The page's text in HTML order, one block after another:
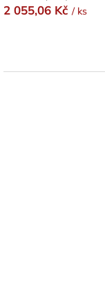
2 055,06 Kč / ks